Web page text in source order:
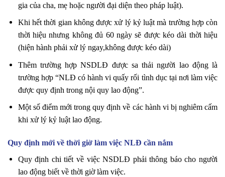
gia của cha, mẹ hoặc người đại diện theo pháp luật).
Khi hết thời gian không được xử lý kỷ luật mà trường hợp còn
thời hiệu nhưng không đủ 60 ngày sẽ được kéo dài thời hiệu
(hiện hành phải xử lý ngay,không được kéo dài)
Thêm trường hợp NSDLĐ được sa thải người lao động là
trường hợp “NLĐ có hành vi quấy rối tình dục tại nơi làm việc
được quy định trong nội quy lao động”.
Một số điểm mới trong quy định về các hành vi bị nghiêm cấm
khi xử lý kỷ luật lao động.
Quy định mới về thời giờ làm việc NLĐ cần nắm
Quy định chi tiết về việc NSDLĐ phải thông báo cho người
lao động biết về thời giờ làm việc.